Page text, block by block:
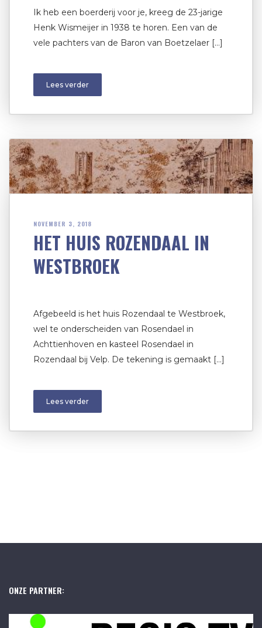
Ik heb een boerderij voor je, kreeg de 23-jarige
Henk Wismeijer in 1938 te horen. Een van de
vele pachters van de Baron van Boetzelaer […]
Lees verder
NOVEMBER 3, 2018
HET HUIS ROZENDAAL IN
WESTBROEK
Afgebeeld is het huis Rozendaal te Westbroek,
wel te onderscheiden van Rosendael in
Achttienhoven en kasteel Rosendael in
Rozendaal bij Velp. De tekening is gemaakt […]
Lees verder
ONZE PARTNER: